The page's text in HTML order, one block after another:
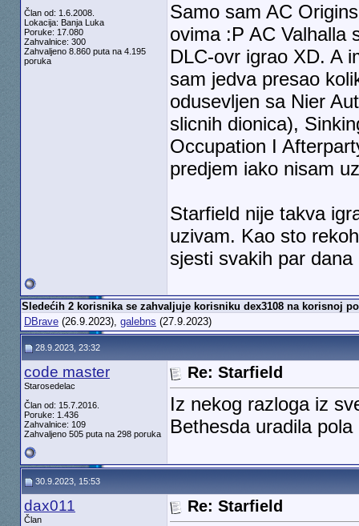
Član od: 1.6.2008.
Lokacija: Banja Luka
Poruke: 17.080
Zahvalnice: 300
Zahvaljeno 8.860 puta na 4.195
poruka
Samo sam AC
ovima :P AC Valhalla
DLC-ovr igrao XD. A
sam jedva presao
odusevljen sa Nier
slicnih dionica),
Occupation I
predjem iako nisam
Starfield nije takva
uzivam. Kao sto
sjesti svakih par
Sledećih 2 korisnika se zahvaljuje korisniku dex3108 na korisnoj
DBrave(26.9.2023), galebns (27.9.2023)
28.9.2023, 23:32
code master
Starosedelac
Član od: 15.7.2016.
Poruke: 1.436
Zahvalnice: 109
Zahvaljeno 505 puta na 298 poruka
Re: Starfield
Iz nekog razloga iz
Bethesda uradila
30.9.2023, 15:53
dax011
Član
Re: Starfield